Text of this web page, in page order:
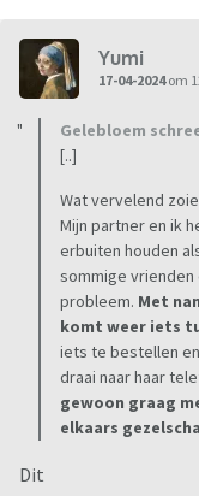
Yumi
17-04-2024om
Gelebloem
[..]
Wat vervelend
Mijn partner en ik
erbuiten houden
sommige vrienden
probleem. Met
komt weer iets
iets te bestellen
draai naar haar
gewoon graag
elkaars
Dit